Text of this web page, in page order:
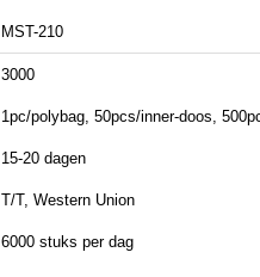
MST-210
3000
1pc/polybag, 50pcs/inner-doos,
15-20 dagen
T/T, Western Union
6000 stuks per dag